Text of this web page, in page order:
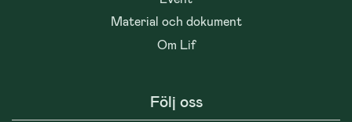
Material och dokument
Om Lif
Följ oss